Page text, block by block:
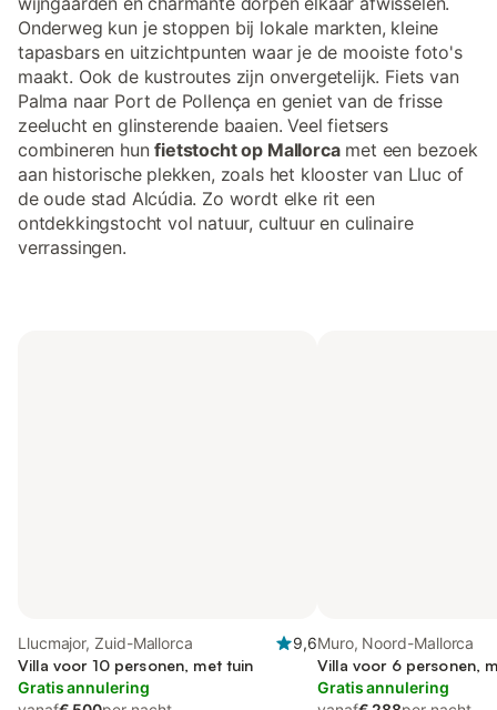
Onderweg kun je stoppen bij lokale markten, kleine
tapasbars en uitzichtpunten waar je de mooiste foto's
maakt. Ook de kustroutes zijn onvergetelijk. Fiets van
Palma naar Port de Pollença en geniet van de frisse
zeelucht en glinsterende baaien. Veel fietsers
combineren hunfietstocht op Mallorcamet een bezoek
aan historische plekken, zoals het klooster van Lluc of
de oude stad Alcúdia. Zo wordt elke rit een
ontdekkingstocht vol natuur, cultuur en culinaire
verrassingen.
Llucmajor, Zuid-Mallorca
9,6
Villa voor 10 personen, met tuin
Gratis annulering
Muro, Noord-Mallorca
Villa voor 6 personen,
Gratis annulering